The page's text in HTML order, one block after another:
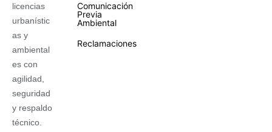
licencias
urbanístic
as y
ambiental
es con
agilidad,
seguridad
y respaldo
técnico.
Comunicación
Previa
Ambiental
Reclamaciones